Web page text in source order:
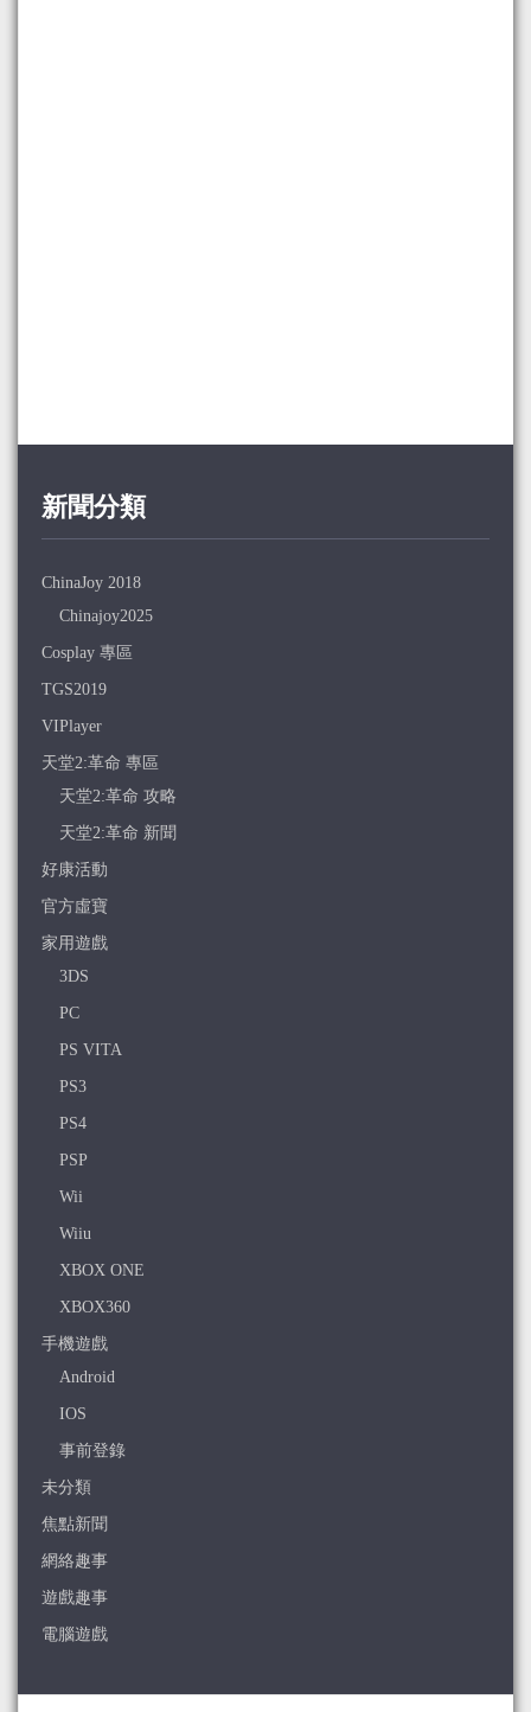
新聞分類
ChinaJoy 2018
Chinajoy2025
Cosplay 專區
TGS2019
VIPlayer
天堂2:革命 專區
天堂2:革命 攻略
天堂2:革命 新聞
好康活動
官方虛寶
家用遊戲
3DS
PC
PS VITA
PS3
PS4
PSP
Wii
Wiiu
XBOX ONE
XBOX360
手機遊戲
Android
IOS
事前登錄
未分類
焦點新聞
網絡趣事
遊戲趣事
電腦遊戲